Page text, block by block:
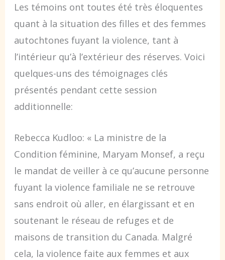
Les témoins ont toutes été très éloquentes
quant à la situation des filles et des femmes
autochtones fuyant la violence, tant à
l’intérieur qu’à l’extérieur des réserves. Voici
quelques-uns des témoignages clés
présentés pendant cette session
additionnelle:
Rebecca Kudloo: « La ministre de la
Condition féminine, Maryam Monsef, a reçu
le mandat de veiller à ce qu’aucune personne
fuyant la violence familiale ne se retrouve
sans endroit où aller, en élargissant et en
soutenant le réseau de refuges et de
maisons de transition du Canada. Malgré
cela, la violence faite aux femmes et aux